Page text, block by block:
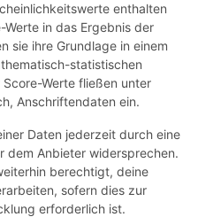
enthalten
in das Ergebnis der
sie ihre Grundlage in einem
statistischen
Werte fließen unter
Anschriftendaten ein.
Daten jederzeit durch eine
dem Anbieter widersprechen.
berechtigt, deine
sofern dies zur
erforderlich ist.